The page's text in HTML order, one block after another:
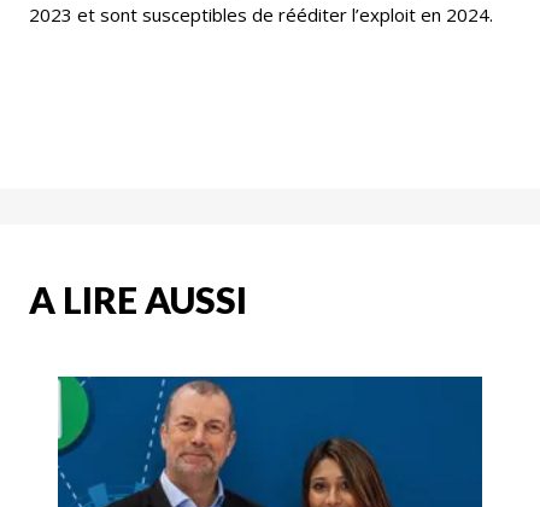
2023 et sont susceptibles de rééditer l’exploit en 2024.
A LIRE AUSSI